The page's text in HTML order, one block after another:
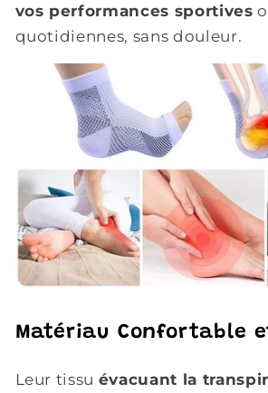
vos performances sportives
quotidiennes, sans douleur.
Matériau Confortable
Leur tissu évacuant la